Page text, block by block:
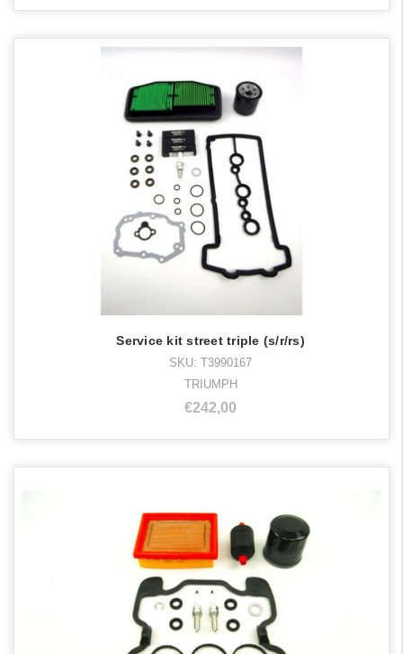
Service kit street triple (s/r/rs)
SKU: T3990167
TRIUMPH
€242,00